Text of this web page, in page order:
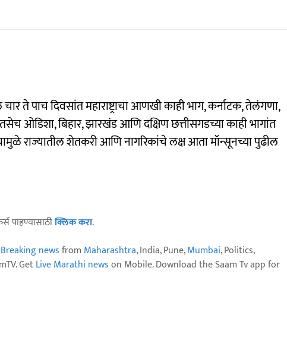
चार ते पाच दिवसांत महाराष्ट्राचा आणखी काही भाग, कर्नाटक, तेलंगणा,
तसेच ओडिशा, बिहार, झारखंड आणि दक्षिण छत्तीसगडच्या काही भागांत
राज्यातील शेतकरी आणि नागरिकांचे लक्ष आता मॉन्सूनच्या पुढील
पाहण्यासाठीक्लिक करा.
Breaking newsfrom Maharashtra, India, Pune,Mumbai, Politics,
GetLive Marathi newson Mobile. Download the Saam Tv app for